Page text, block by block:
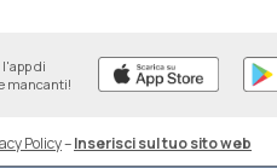
di
mancanti!
Policy–Inserisci sul tuo sito web